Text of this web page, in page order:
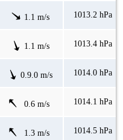
1.1 m/s 1013.2 hPa
1.1 m/s 1013.4 hPa
0.9.0 m/s 1014.0 hPa
0.6 m/s 1014.1 hPa
1.3 m/s 1014.5 hPa